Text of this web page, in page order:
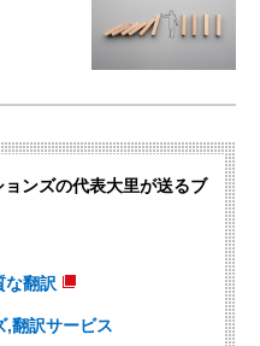
ンズの代表大里が送るブ
な翻訳